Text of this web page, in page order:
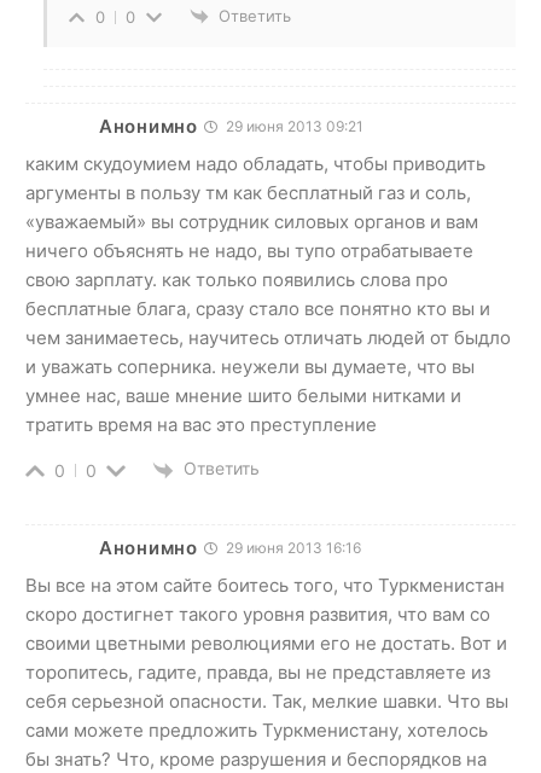
0 0 Ответить
Анонимно 29 июня 2013 09:21
каким скудоумием надо обладать, чтобы приводить
аргументы в пользу тм как бесплатный газ и соль,
«уважаемый» вы сотрудник силовых органов и вам
ничего объяснять не надо, вы тупо отрабатываете
свою зарплату. как только появились слова про
бесплатные блага, сразу стало все понятно кто вы и
чем занимаетесь, научитесь отличать людей от быдло
и уважать соперника. неужели вы думаете, что вы
умнее нас, ваше мнение шито белыми нитками и
тратить время на вас это преступление
0 0 Ответить
Анонимно 29 июня 2013 16:16
Вы все на этом сайте боитесь того, что Туркменистан
скоро достигнет такого уровня развития, что вам со
своими цветными революциями его не достать. Вот и
торопитесь, гадите, правда, вы не представляете из
себя серьезной опасности. Так, мелкие шавки. Что вы
сами можете предложить Туркменистану, хотелось
бы знать? Что, кроме разрушения и беспорядков на